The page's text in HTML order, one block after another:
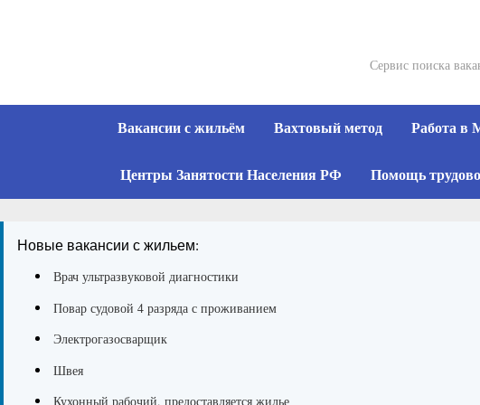
Сервис поиска
Вакансии с жильём Вахтовый метод Работа в
Центры Занятости Населения РФ Помощь
Новые вакансии с жильем:
Врач ультразвуковой диагностики
Повар судовой 4 разряда с проживанием
Электрогазосварщик
Швея
Кухонный рабочий, предоставляется жилье